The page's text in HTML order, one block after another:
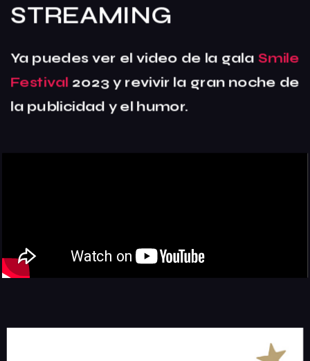
STREAMING
Ya puedes ver el video de la gala Smile
Festival 2023 y revivir la gran noche de
la publicidad y el humor.